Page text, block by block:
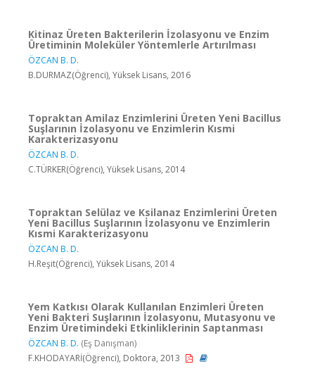
Kitinaz Üreten Bakterilerin İzolasyonu ve Enzim
Üretiminin Moleküler Yöntemlerle Artırılması
ÖZCAN B. D.
B.DURMAZ(Öğrenci), Yüksek Lisans, 2016
Topraktan Amilaz Enzimlerini Üreten Yeni Bacillus
Suşlarının İzolasyonu ve Enzimlerin Kısmi
Karakterizasyonu
ÖZCAN B. D.
C.TÜRKER(Öğrenci), Yüksek Lisans, 2014
Topraktan Selülaz ve Ksilanaz Enzimlerini Üreten
Yeni Bacillus Suşlarının İzolasyonu ve Enzimlerin
Kısmi Karakterizasyonu
ÖZCAN B. D.
H.Reşit(Öğrenci), Yüksek Lisans, 2014
Yem Katkısı Olarak Kullanılan Enzimleri Üreten
Yeni Bakteri Suşlarının İzolasyonu, Mutasyonu ve
Enzim Üretimindeki Etkinliklerinin Saptanması
ÖZCAN B. D. (Eş Danışman)
F.KHODAYARİ(Öğrenci), Doktora, 2013